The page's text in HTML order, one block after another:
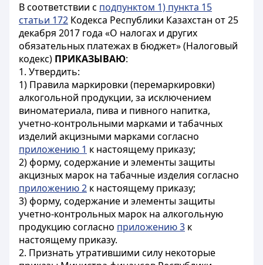
В соответствии с подпунктом 1) пункта 15
статьи 172 Кодекса Республики Казахстан от 25
декабря 2017 года «О налогах и других
обязательных платежах в бюджет» (Налоговый
кодекс) ПРИКАЗЫВАЮ:
1. Утвердить:
1) Правила маркировки (перемаркировки)
алкогольной продукции, за исключением
виноматериала, пива и пивного напитка,
учетно-контрольными марками и табачных
изделий акцизными марками согласно
приложению 1 к настоящему приказу;
2) форму, содержание и элементы защиты
акцизных марок на табачные изделия согласно
приложению 2 к настоящему приказу;
3) форму, содержание и элементы защиты
учетно-контрольных марок на алкогольную
продукцию согласно приложению 3 к
настоящему приказу.
2. Признать утратившими силу некоторые